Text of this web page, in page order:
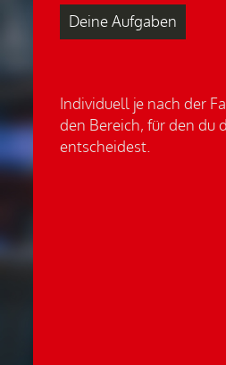
Deine Aufgaben
Individuell je nach der
den Bereich, für den du
entscheidest.